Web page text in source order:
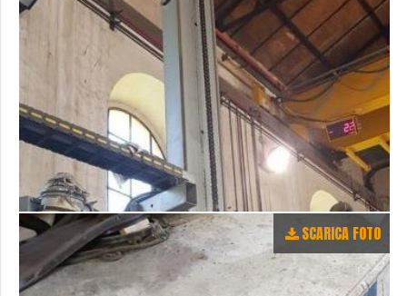
SCARICA FOTO